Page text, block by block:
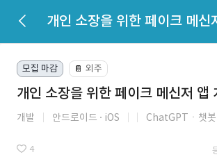
개인 소장을 위한 페이크 메신
모집 마감 📔 외주
개인 소장을 위한 페이크 메신저 앱
개발 안드로이드 iOS ChatGPTㆍ챗봇
4